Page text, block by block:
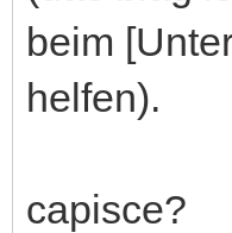
beim
helfen).
capisce?